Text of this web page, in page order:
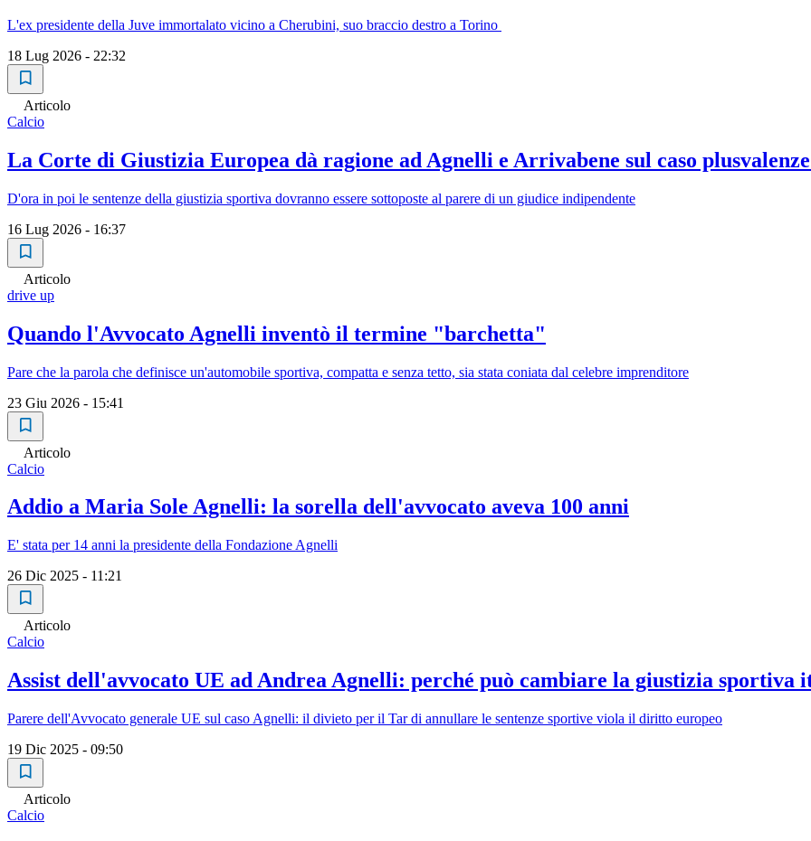
L'ex presidente della Juve immortalato vicino a Cherubini, suo braccio destro a Torino
18 Lug 2026 - 22:32
Articolo
Calcio
La Corte di Giustizia Europea dà ragione ad Agnelli e Arrivabene sul caso
D'ora in poi le sentenze della giustizia sportiva dovranno essere sottoposte al parere di un giudice indipendente
16 Lug 2026 - 16:37
Articolo
drive up
Quando l'Avvocato Agnelli inventò il termine "barchetta"
Pare che la parola che definisce un'automobile sportiva, compatta e senza tetto, sia stata coniata dal celebre imprenditore
23 Giu 2026 - 15:41
Articolo
Calcio
Addio a Maria Sole Agnelli: la sorella dell'avvocato aveva 100 anni
E' stata per 14 anni la presidente della Fondazione Agnelli
26 Dic 2025 - 11:21
Articolo
Calcio
Assist dell'avvocato UE ad Andrea Agnelli: perché può cambiare la giustizia sportiva
Parere dell'Avvocato generale UE sul caso Agnelli: il divieto per il Tar di annullare le sentenze sportive viola il diritto europeo
19 Dic 2025 - 09:50
Articolo
Calcio